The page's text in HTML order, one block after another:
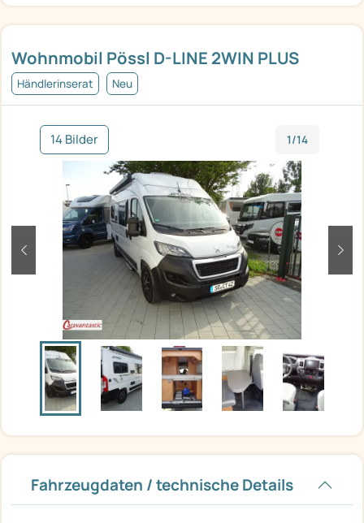
Wohnmobil Pössl D-LINE 2WIN PLUS
Händlerinserat Neu
14 Bilder 1/14
zurück
Fahrzeugdaten / technische Details